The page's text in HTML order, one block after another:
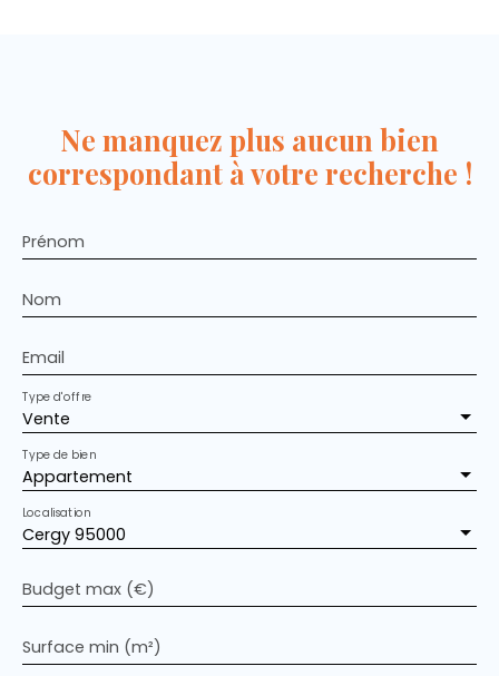
Ne manquez plus aucun bien
correspondant à votre recherche !
Prénom
Nom
Email
Vente
Type d'offre
Appartement
Type de bien
Cergy 95000
Localisation
Budget max (€)
Surface min (m²)